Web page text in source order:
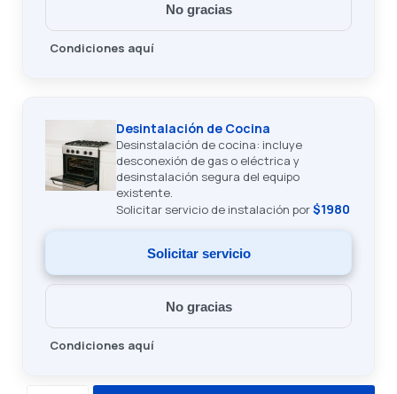
No gracias
Condiciones aquí
Desintalación de Cocina
Desinstalación de cocina: incluye
desconexión de gas o eléctrica y
desinstalación segura del equipo
existente.
Solicitar servicio de instalación por$1980
Solicitar servicio
No gracias
Condiciones aquí